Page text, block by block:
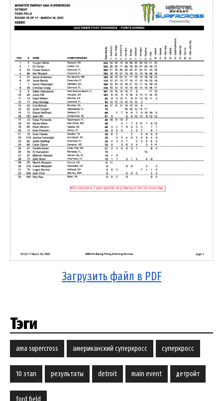
Загрузить файл в PDF
Тэги
ama supercross американский суперкросс суперкросс
10 этап результаты detroit main event детройт
ford field